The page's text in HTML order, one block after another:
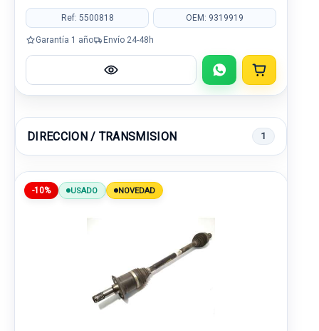
Ref: 5500818 OEM: 9319919
Garantía 1 año Envío 24-48h
DIRECCION / TRANSMISION 1
-10% USADO NOVEDAD